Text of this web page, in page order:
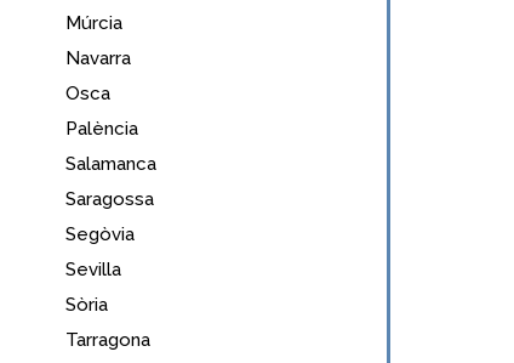
Múrcia
Navarra
Osca
Palència
Salamanca
Saragossa
Segòvia
Sevilla
Sòria
Tarragona